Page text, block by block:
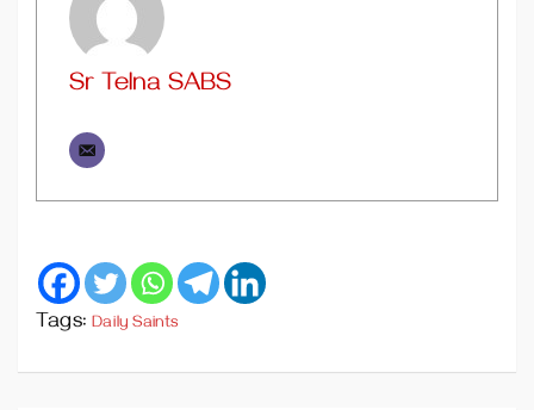
Sr Telna SABS
Tags: Daily Saints